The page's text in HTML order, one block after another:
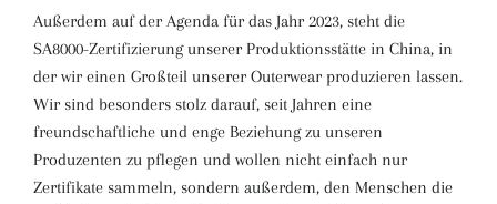
Außerdem auf der Agenda für das Jahr 2023, steht die
SA8000-Zertifizierung unserer Produktionsstätte in China, in
der wir einen Großteil unserer Outerwear produzieren lassen.
Wir sind besonders stolz darauf, seit Jahren eine
freundschaftliche und enge Beziehung zu unseren
Produzenten zu pflegen und wollen nicht einfach nur
Zertifikate sammeln, sondern außerdem, den Menschen die